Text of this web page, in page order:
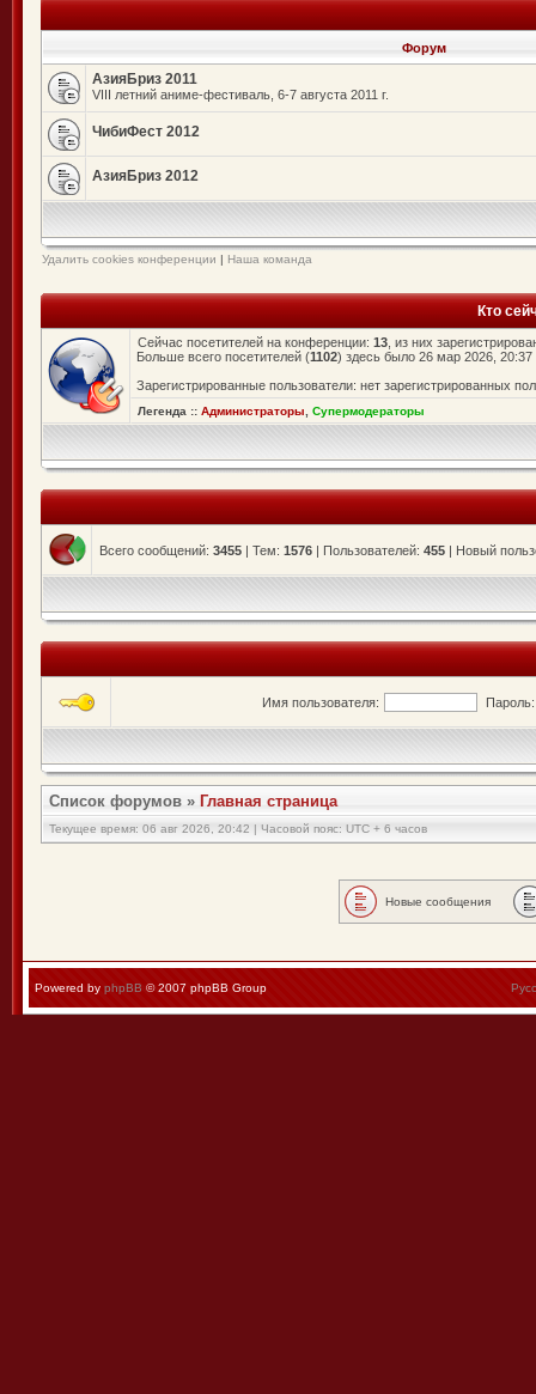
Форум
АзияБриз 2011
VIII летний аниме-фестиваль, 6-7 августа 2011 г.
ЧибиФест 2012
АзияБриз 2012
Удалить cookies конференции | Наша команда
Кто
Сейчас посетителей на конференции: 13 , из них
Больше всего посетителей (1102) здесь было 26 мар 2026, 20:37
Зарегистрированные пользователи: нет зарегистрированных
Легенда :: Администраторы Супермодераторы
Всего сообщений: 3455 | Тем: 1576 | Пользователей: 455 | Новый
Имя пользователя: Пароль:
Список форумов » Главная страница
Текущее время: 06 авг 2026, 20:42 | Часовой пояс: UTC + 6 часов
Новые сообщения
Powered by phpBB © 2007 phpBB Group